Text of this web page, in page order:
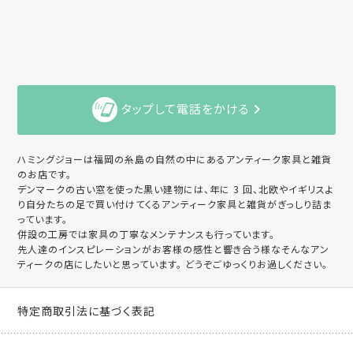
タップして電話をかける
ハミングジョーは福岡の糸島の自然の中にあるアンティーク家具と雑貨
のお店です。
デンマークの古い窓を使った黒い建物には、年に 3 回、北欧やイギリスよ
り自分たちの足で買い付けてくるアンティーク家具と雑貨がぎっしり詰ま
っています。
併設の工房では家具の丁寧なメンテナンスも行っています。
先人達のインスピレーションがお客様の感性と響き合う様なそんなアン
ティークの店にしたいと思っています。 どうぞごゆっくりお過しください。
特定商取引法に基づく表記